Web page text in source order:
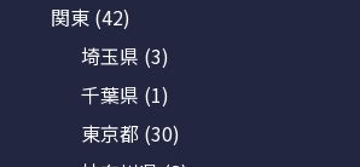
関東 (42)
埼玉県 (3)
千葉県 (1)
東京都 (30)